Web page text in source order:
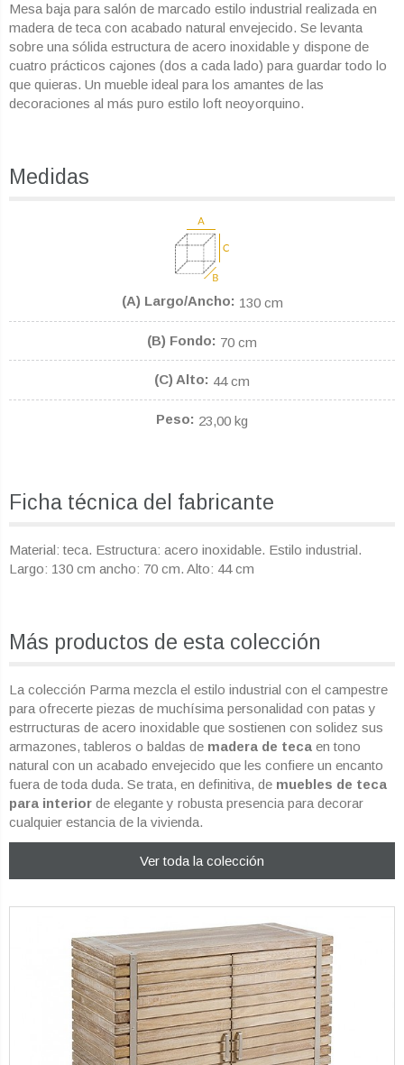
Mesa baja para salón de marcado estilo industrial realizada en
madera de teca con acabado natural envejecido. Se levanta
sobre una sólida estructura de acero inoxidable y dispone de
cuatro prácticos cajones (dos a cada lado) para guardar todo lo
que quieras. Un mueble ideal para los amantes de las
decoraciones al más puro estilo loft neoyorquino.
Medidas
(A) Largo/Ancho 130 cm
(B) Fondo 70 cm
(C) Alto 44 cm
Peso 23,00 kg
Ficha técnica del fabricante
Material: teca. Estructura: acero inoxidable. Estilo industrial.
Largo: 130 cm ancho: 70 cm. Alto: 44 cm
Más productos de esta colección
La colección Parma mezcla el estilo industrial con el campestre
para ofrecerte piezas de muchísima personalidad con patas y
estrructuras de acero inoxidable que sostienen con solidez sus
armazones, tableros o baldas de madera de teca en tono
natural con un acabado envejecido que les confiere un encanto
fuera de toda duda. Se trata, en definitiva, de muebles de teca
para interior de elegante y robusta presencia para decorar
cualquier estancia de la vivienda.
Ver toda la colección